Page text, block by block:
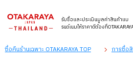
รับซื้อและประเมินมูลค่าสินค้าแบ
รนด์เนมให้ราคาดีต้องที่
ซื้อคืนร้านเฉพาะ OTAKARAYA TOP การซื้อ